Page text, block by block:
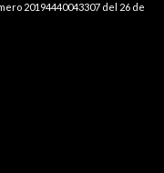
20194440043307 del 26 de